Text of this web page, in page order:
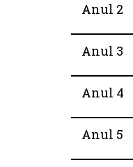
Anul 2
Anul 3
Anul 4
Anul 5